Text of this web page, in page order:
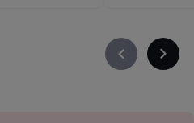
Précédent